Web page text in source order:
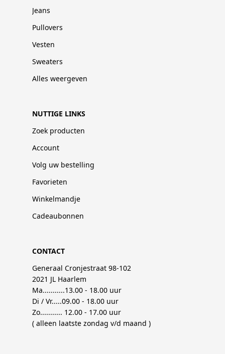
Jeans
Pullovers
Vesten
Sweaters
Alles weergeven
NUTTIGE LINKS
Zoek producten
Account
Volg uw bestelling
Favorieten
Winkelmandje
Cadeaubonnen
CONTACT
Generaal Cronjestraat 98-102
2021 JL Haarlem
Ma...........13.00 - 18.00 uur
Di / Vr.....09.00 - 18.00 uur
Zo........... 12.00 - 17.00 uur
( alleen laatste zondag v/d maand )